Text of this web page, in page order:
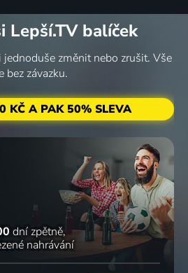
Lepší.TV balíček
změnit nebo zrušit. Vše
bez závazku.
KČ A PAK 50% SLEVA
dní zpětně
nahrávání